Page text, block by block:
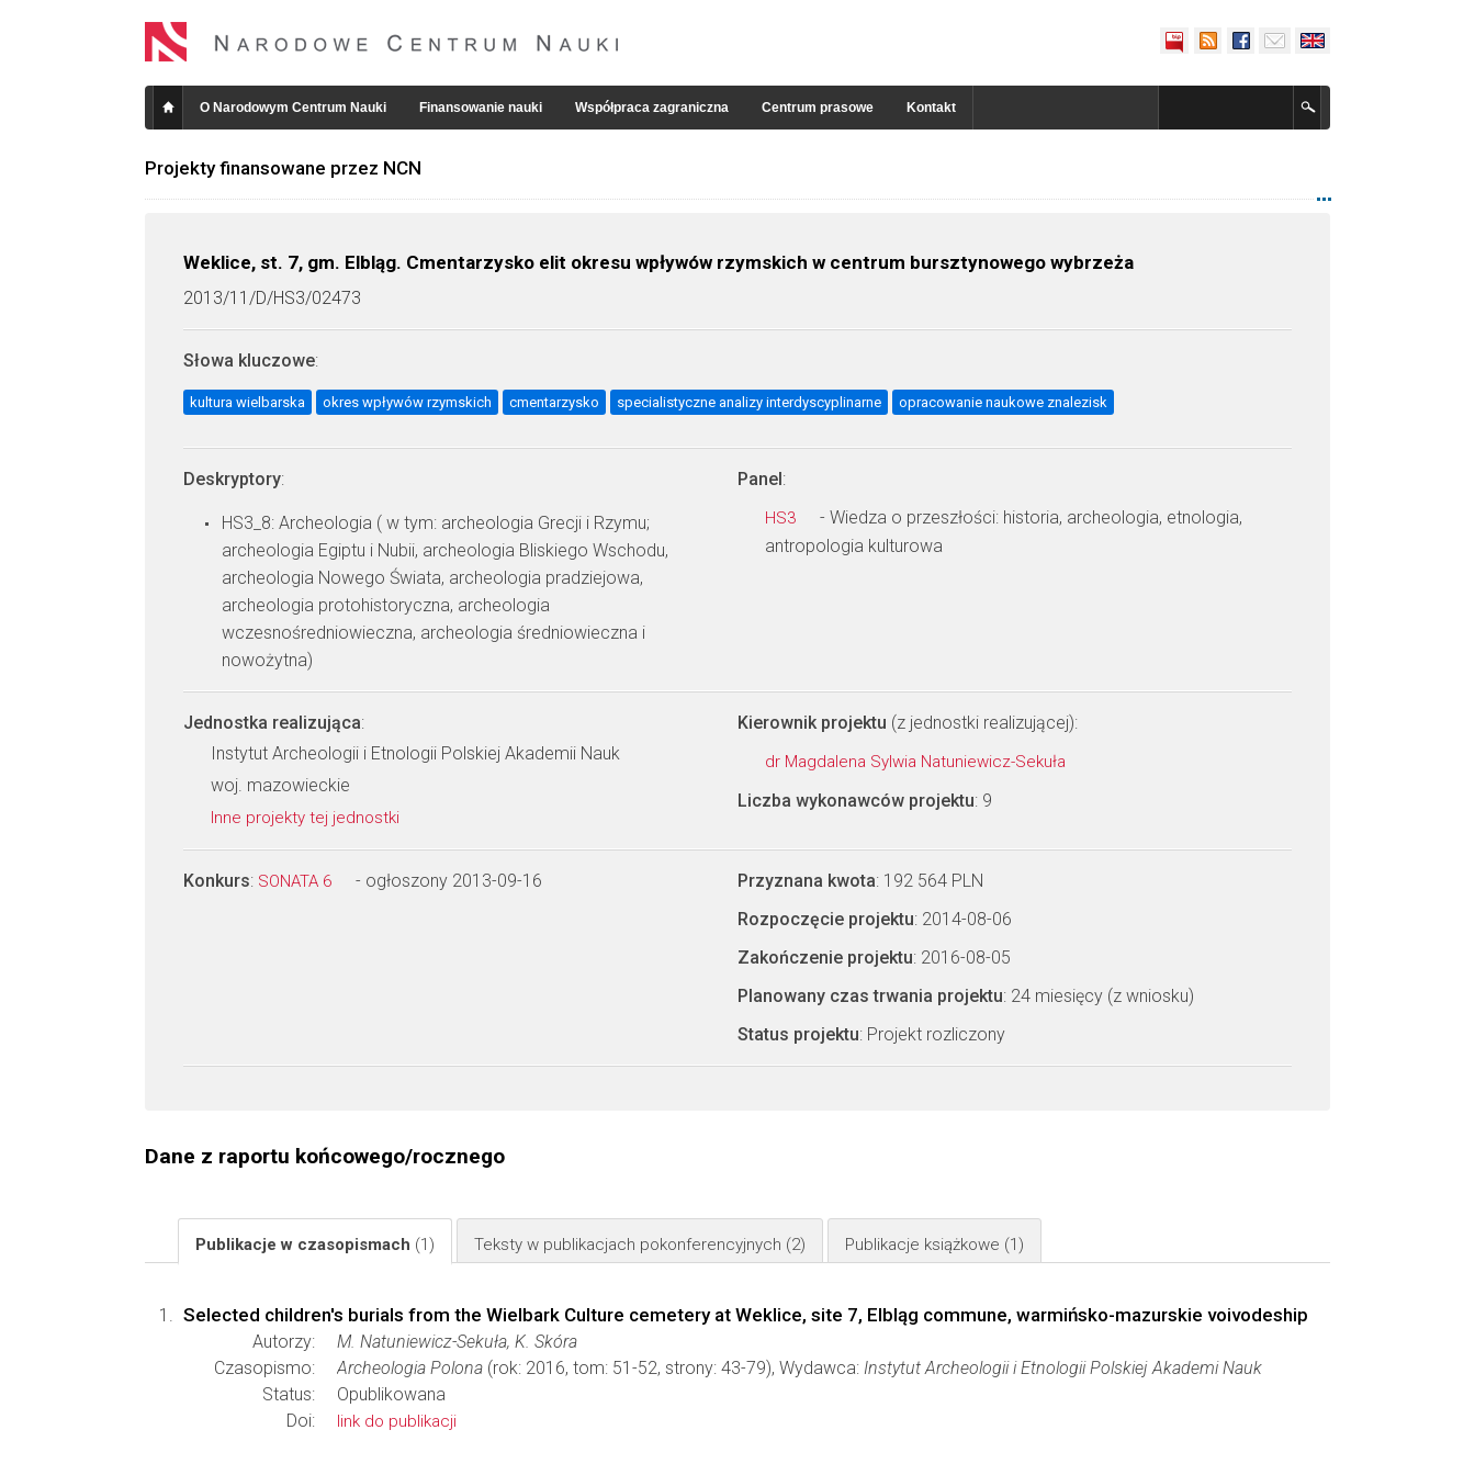
O Narodowym Centrum Nauki Finansowanie nauki Współpraca zagraniczna Centrum prasowe Kontakt
Projekty finansowane przez NCN
Weklice, st. 7, gm. Elbląg. Cmentarzysko elit okresu wpływów rzymskich w centrum bursztynowego wybrzeża
2013/11/D/HS3/02473
Słowa kluczowe:
kultura wielbarska okres wpływów rzymskich cmentarzysko specialistyczne analizy interdyscyplinarne opracowanie naukowe znalezisk
Deskryptory:
HS3_8: Archeologia ( w tym: archeologia Grecji i Rzymu;
archeologia Egiptu i Nubii, archeologia Bliskiego Wschodu,
archeologia Nowego Świata, archeologia pradziejowa,
archeologia protohistoryczna, archeologia
wczesnośredniowieczna, archeologia średniowieczna i
nowożytna)
Panel:
HS3
- Wiedza o przeszłości: historia, archeologia, etnologia,
antropologia kulturowa
Jednostka realizująca:
Instytut Archeologii i Etnologii Polskiej Akademii Nauk
woj. mazowieckie
Inne projekty tej jednostki
Kierownik projektu (z jednostki realizującej):
dr Magdalena Sylwia Natuniewicz-Sekuła
Liczba wykonawców projektu: 9
Konkurs: SONATA 6 - ogłoszony 2013-09-16 Przyznana kwota: 192 564 PLN
Rozpoczęcie projektu: 2014-08-06
Zakończenie projektu: 2016-08-05
Planowany czas trwania projektu: 24 miesięcy (z wniosku)
Status projektu: Projekt rozliczony
Dane z raportu końcowego/rocznego
Publikacje w czasopismach (1) Teksty w publikacjach pokonferencyjnych (2) Publikacje książkowe (1)
Selected children's burials from the Wielbark Culture cemetery at Weklice, site 7, Elbląg commune, warmińsko-mazurskie voivodeship
Autorzy:
M. Natuniewicz-Sekuła, K. Skóra
Czasopismo:
Archeologia Polona (rok: 2016, tom: 51-52, strony: 43-79), Wydawca: Instytut Archeologii i Etnologii Polskiej Akademi Nauk
Status:
Opublikowana
Doi:
link do publikacji